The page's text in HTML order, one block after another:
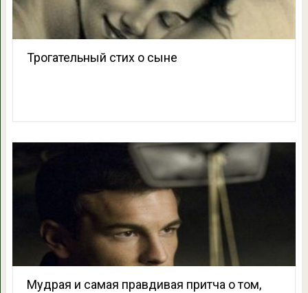
Трогательный стих о сыне
Мудрая и самая правдивая притча о том,